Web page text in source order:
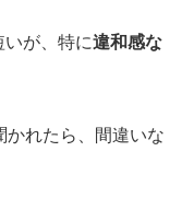
が、特に違和感な
かれたら、間違いな